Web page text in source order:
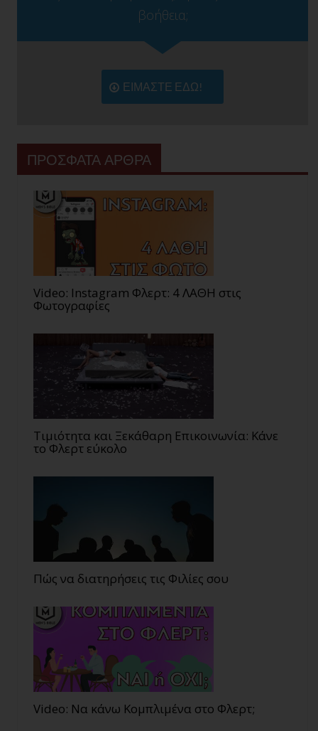
βοήθεια;
ΕΙΜΑΣΤΕ ΕΔΩ!
ΠΡΟΣΦΑΤΑ ΑΡΘΡΑ
Video: Instagram Φλερτ: 4 ΛΑΘΗ στις
Φωτογραφίες
Τιμιότητα και Ξεκάθαρη Επικοινωνία: Κάνε
το Φλερτ εύκολο
Πώς να διατηρήσεις τις Φιλίες σου
Video: Να κάνω Κομπλιμένα στο Φλερτ;